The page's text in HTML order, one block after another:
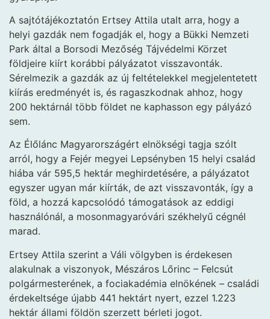
A sajtótájékoztatón Ertsey Attila utalt arra, hogy a
helyi gazdák nem fogadják el, hogy a Bükki Nemzeti
Park által a Borsodi Mezőség Tájvédelmi Körzet
földjeire kiírt korábbi pályázatot visszavonták.
Sérelmezik a gazdák az új feltételekkel megjelentetett
kiírás eredményét is, és ragaszkodnak ahhoz, hogy
200 hektárnál több földet ne kaphasson egy pályázó
sem.
Az Élőlánc Magyarországért elnökségi tagja szólt
arról, hogy a Fejér megyei Lepsényben 15 helyi család
hiába vár 595,5 hektár meghirdetésére, a pályázatot
egyszer ugyan már kiírták, de azt visszavonták, így a
föld, a hozzá kapcsolódó támogatások az eddigi
használónál, a mosonmagyaróvári székhelyű cégnél
marad.
Ertsey Attila szerint a Váli völgyben is érdekesen
alakulnak a viszonyok, Mészáros Lőrinc – Felcsút
polgármesterének, a fociakadémia elnökének – családi
érdekeltsége újabb 441 hektárt nyert, ezzel 1.223
hektár állami földön szerzett bérleti jogot.